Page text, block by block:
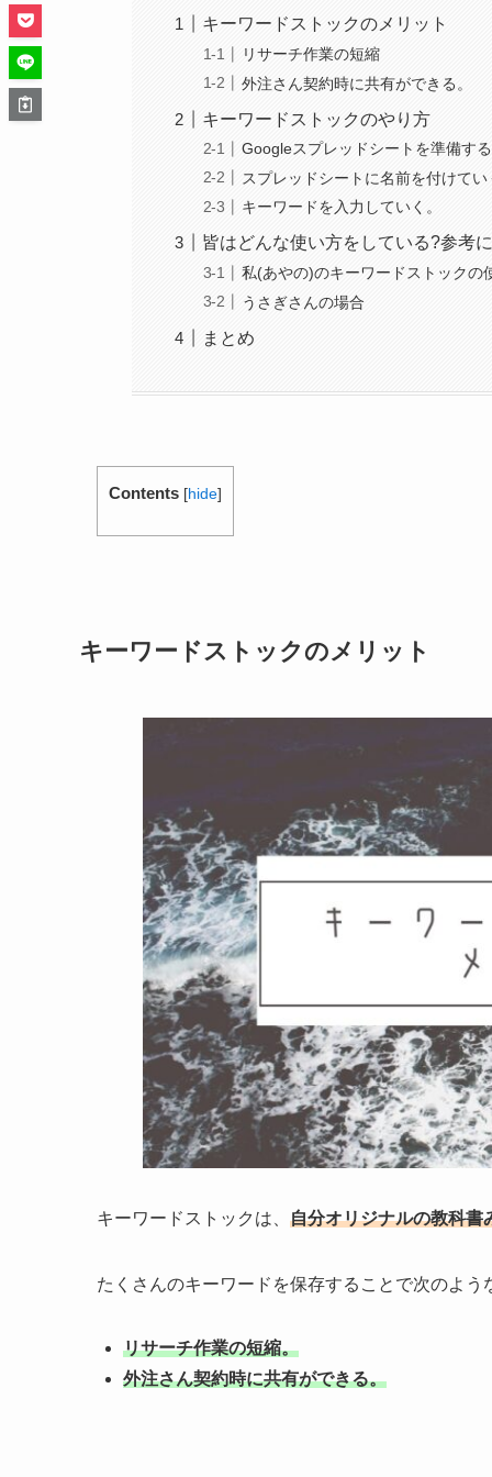
キーワードストックのメリット
リサーチ作業の短縮
外注さん契約時に共有ができる。
キーワードストックのやり方
Googleスプレッドシートを準備す
スプレッドシートに名前を付けてい
キーワードを入力していく。
皆はどんな使い方をしている?参考
私(あやの)のキーワードストックの
うさぎさんの場合
まとめ
Contents [hide]
キーワードストックのメリット
キーワードストックは、 自分オリジナルの教科書
たくさんのキーワードを保存することで次のよう
リサーチ作業の短縮。
外注さん契約時に共有ができる。